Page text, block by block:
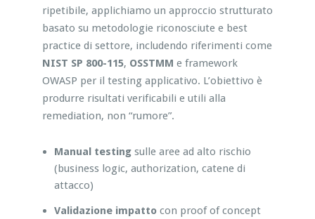
ripetibile, applichiamo un approccio strutturato
basato su metodologie riconosciute e best
practice di settore, includendo riferimenti come
NIST SP 800-115, OSSTMM e framework
OWASP per il testing applicativo. L’obiettivo è
produrre risultati verificabili e utili alla
remediation, non “rumore”.
Manual testingsulle aree ad alto rischio
(business logic, authorization, catene di
attacco)
Validazione impattocon proof of concept